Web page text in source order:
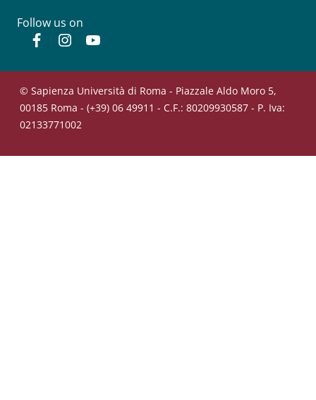
Follow us on
FacebookInstagram
© Sapienza Università di Roma - Piazzale Aldo Moro 5,
00185 Roma - (+39) 06 49911 - C.F.: 80209930587 - P. Iva:
02133771002